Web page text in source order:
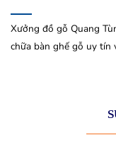
Xưởng đồ gỗ Quang
chữa bàn ghế gỗ uy tín